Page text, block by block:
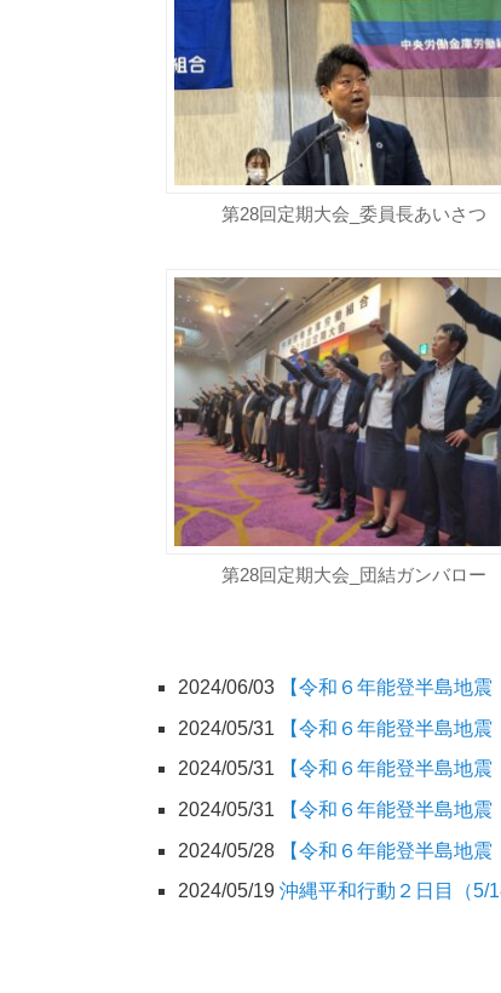
第28回定期大会_委員長あいさつ
第28回定期大会_団結ガンバロー
2024/06/03
【令和６年能登半島地
2024/05/31
【令和６年能登半島地
2024/05/31
【令和６年能登半島地
2024/05/31
【令和６年能登半島地
2024/05/28
【令和６年能登半島地
2024/05/19 沖縄平和行動２日目（5/